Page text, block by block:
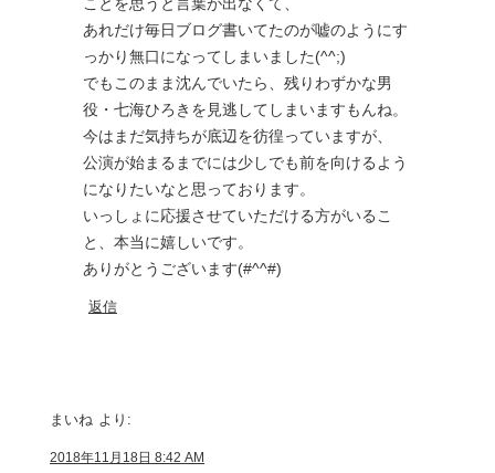
ことを思うと言葉が出なくて、
あれだけ毎日ブログ書いてたのが嘘のようにす
っかり無口になってしまいました(^^;)
でもこのまま沈んでいたら、残りわずかな男
役・七海ひろきを見逃してしまいますもんね。
今はまだ気持ちが底辺を彷徨っていますが、
公演が始まるまでには少しでも前を向けるよう
になりたいなと思っております。
いっしょに応援させていただける方がいるこ
と、本当に嬉しいです。
ありがとうございます(#^^#)
返信
まいね より:
2018年11月18日 8:42 AM